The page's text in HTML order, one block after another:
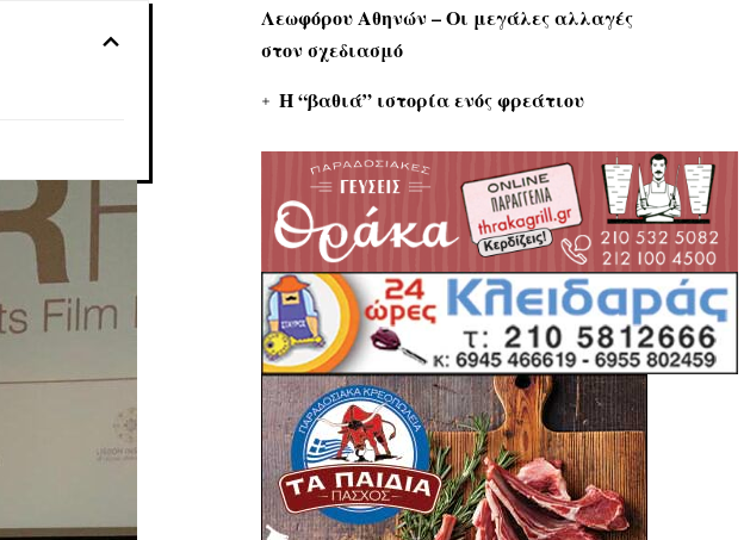
Λεωφόρου Αθηνών – Οι μεγάλες αλλαγές
στον σχεδιασμό
Η “βαθιά” ιστορία ενός φρεάτιου